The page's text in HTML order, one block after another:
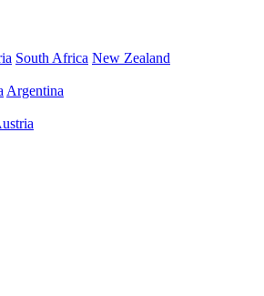
South Africa New Zealand
Argentina